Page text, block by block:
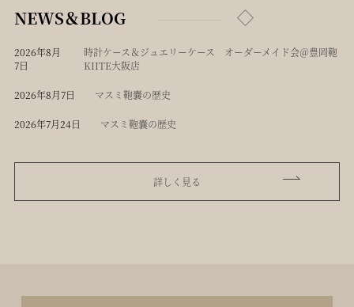
NEWS＆BLOG
2026年8月
7日
時計ケース＆ジュエリーケース オーダーメイド会＠豊岡鞄
KIITE大阪店
2026年8月7日 マスミ鞄嚢の歴史
2026年7月24日 マスミ鞄嚢の歴史
詳しく見る